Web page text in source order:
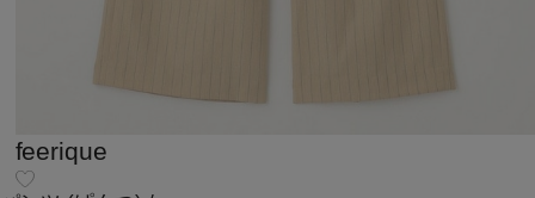
feerique